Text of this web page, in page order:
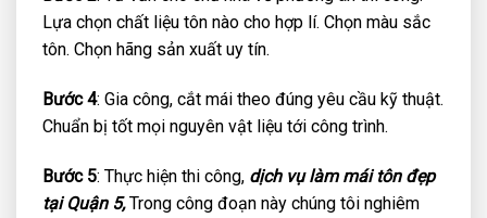
Lựa chọn chất liệu tôn nào cho hợp lí. Chọn màu sắc
tôn. Chọn hãng sản xuất uy tín.
Bước 4: Gia công, cắt mái theo đúng yêu cầu kỹ thuật.
Chuẩn bị tốt mọi nguyên vật liệu tới công trình.
Bước 5: Thực hiện thi công, dịch vụ làm mái tôn đẹp
tại Quận 5, Trong công đoạn này chúng tôi nghiêm